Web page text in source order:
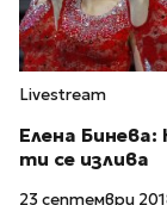
Livestream
Елена
ти се излива
23 септември